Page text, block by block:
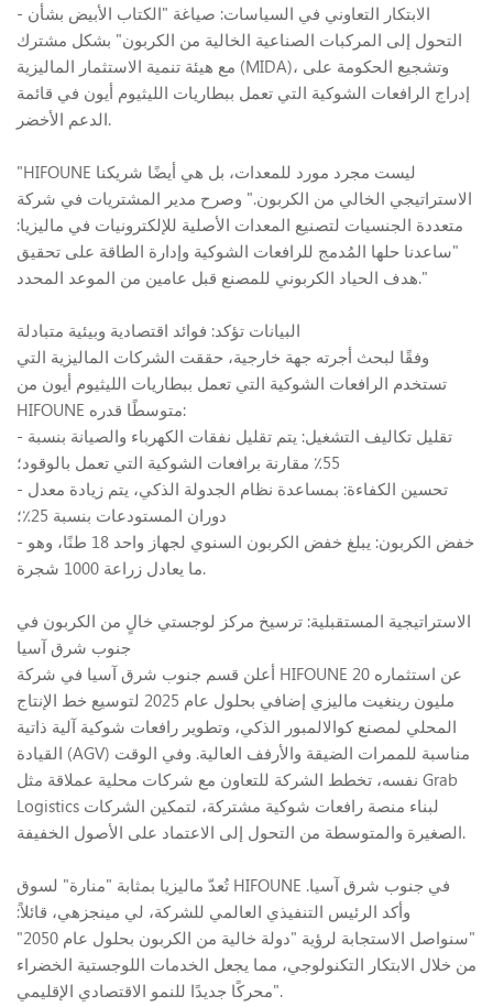
- الابتكار التعاوني في السياسات: صياغة "الكتاب الأبيض بشأن
التحول إلى المركبات الصناعية الخالية من الكربون" بشكل مشترك
مع هيئة تنمية الاستثمار الماليزية (MIDA)، وتشجيع الحكومة على
إدراج الرافعات الشوكية التي تعمل ببطاريات الليثيوم أيون في قائمة
الدعم الأخضر.
"HIFOUNE ليست مجرد مورد للمعدات، بل هي أيضًا شريكنا
الاستراتيجي الخالي من الكربون." وصرح مدير المشتريات في شركة
متعددة الجنسيات لتصنيع المعدات الأصلية للإلكترونيات في ماليزيا:
"ساعدنا حلها المُدمج للرافعات الشوكية وإدارة الطاقة على تحقيق
هدف الحياد الكربوني للمصنع قبل عامين من الموعد المحدد."
البيانات تؤكد: فوائد اقتصادية وبيئية متبادلة
وفقًا لبحث أجرته جهة خارجية، حققت الشركات الماليزية التي
تستخدم الرافعات الشوكية التي تعمل ببطاريات الليثيوم أيون من
HIFOUNE متوسطًا قدره:
- تقليل تكاليف التشغيل: يتم تقليل نفقات الكهرباء والصيانة بنسبة
55٪ مقارنة برافعات الشوكية التي تعمل بالوقود؛
- تحسين الكفاءة: بمساعدة نظام الجدولة الذكي، يتم زيادة معدل
دوران المستودعات بنسبة 25٪؛
- خفض الكربون: يبلغ خفض الكربون السنوي لجهاز واحد 18 طنًا، وهو
ما يعادل زراعة 1000 شجرة.
الاستراتيجية المستقبلية: ترسيخ مركز لوجستي خالٍ من الكربون في
جنوب شرق آسيا
أعلن قسم جنوب شرق آسيا في شركة HIFOUNE عن استثماره 20
مليون رينغيت ماليزي إضافي بحلول عام 2025 لتوسيع خط الإنتاج
المحلي لمصنع كوالالمبور الذكي، وتطوير رافعات شوكية آلية ذاتية
القيادة (AGV) مناسبة للممرات الضيقة والأرفف العالية. وفي الوقت
نفسه، تخطط الشركة للتعاون مع شركات محلية عملاقة مثل Grab
Logistics لبناء منصة رافعات شوكية مشتركة، لتمكين الشركات
الصغيرة والمتوسطة من التحول إلى الاعتماد على الأصول الخفيفة.
تُعدّ ماليزيا بمثابة "منارة" لسوق HIFOUNE في جنوب شرق آسيا.
وأكد الرئيس التنفيذي العالمي للشركة، لي مينجزهي، قائلاً:
"سنواصل الاستجابة لرؤية "دولة خالية من الكربون بحلول عام 2050"
من خلال الابتكار التكنولوجي، مما يجعل الخدمات اللوجستية الخضراء
محركًا جديدًا للنمو الاقتصادي الإقليمي".